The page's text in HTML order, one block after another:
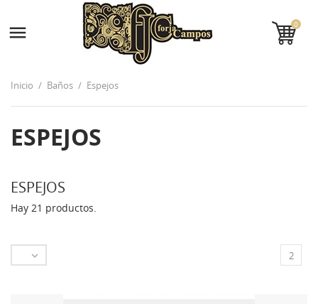
 0
Inicio Baños Espejos
ESPEJOS
ESPEJOS
Hay 21 productos.
 2